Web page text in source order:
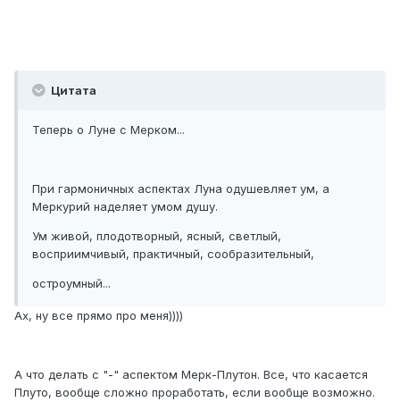
Цитата
Теперь о Луне с Мерком...
При гармоничных аспектах Луна одушевляет ум, а
Меркурий наделяет умом душу.
Ум живой, плодотворный, ясный, светлый,
восприимчивый, практичный, сообразительный,
остроумный...
Ах, ну все прямо про меня))))
А что делать с "-" аспектом Мерк-Плутон. Все, что касается
Плуто, вообще сложно проработать, если вообще возможно.